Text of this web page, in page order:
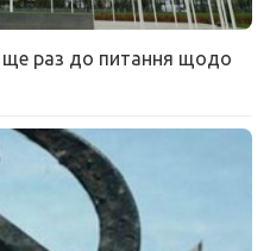
ще раз до питання щодо